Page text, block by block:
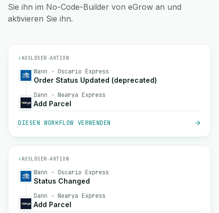
Sie ihn im No-Code-Builder von eGrow an und
aktivieren Sie ihn.
⚡AUSLÖSER→AKTION
Wann · Oscario Express
Order Status Updated (deprecated)
Dann · Nearya Express
Add Parcel
DIESEN WORKFLOW VERWENDEN
⚡AUSLÖSER→AKTION
Wann · Oscario Express
Status Changed
Dann · Nearya Express
Add Parcel